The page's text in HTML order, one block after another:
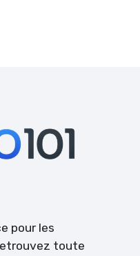
pour les
toute